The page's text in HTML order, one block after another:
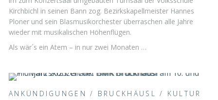
Kirchbichl in seinen Bann zog. Bezirkskapellmeister Hannes
Ploner und sein Blasmusikorchester überraschen alle Jahre
wieder mit musikalischen Höhenflügen.
Als wär´s ein Atem – in nur zwei Monaten …
ANKÜNDIGUNGEN / BRUCKHÄUSL / KULTUR